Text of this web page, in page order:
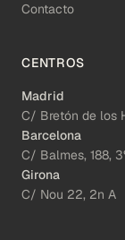
Contacto
CENTROS
Madrid
C/ Bretón de los
Barcelona
C/ Balmes, 188,
Girona
C/ Nou 22, 2n A